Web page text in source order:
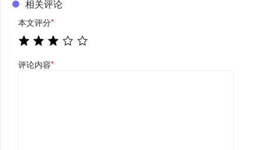
相关评论
本文评分*
评论内容*